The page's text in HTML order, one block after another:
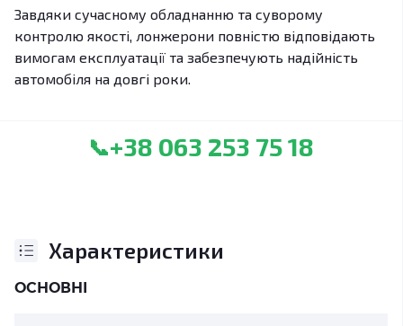
Завдяки сучасному обладнанню та суворому
контролю якості, лонжерони повністю відповідають
вимогам експлуатації та забезпечують надійність
автомобіля на довгі роки.
📞+38 063 253 75 18
Характеристики
ОСНОВНІ